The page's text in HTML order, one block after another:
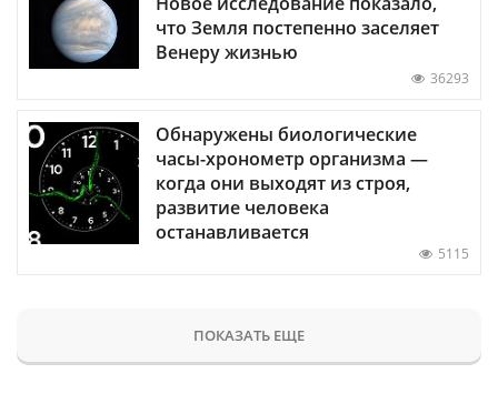
что Земля постепенно заселяет
Венеру жизнью
36293
Обнаружены биологические
часы-хронометр организма —
когда они выходят из строя,
развитие человека
останавливается
5115
ПОКАЗАТЬ ЕЩЕ